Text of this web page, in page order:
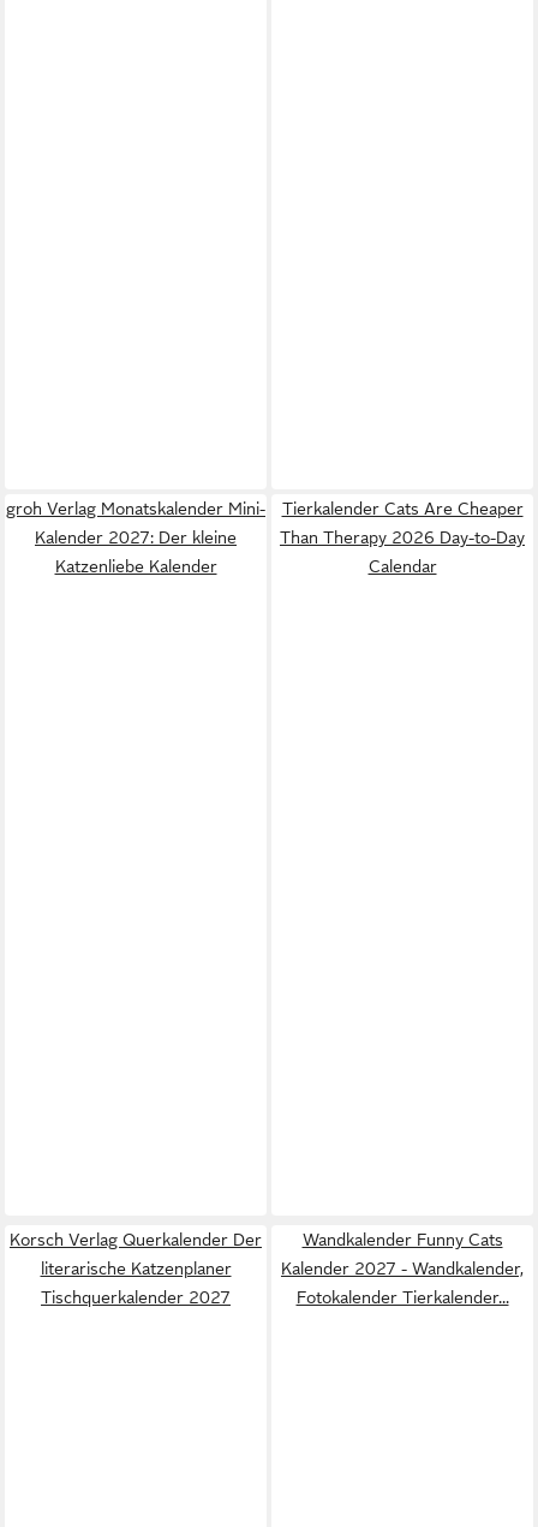
groh Verlag Monatskalender Mini-
Kalender 2027: Der kleine
Katzenliebe Kalender
Tierkalender Cats Are Cheaper
Than Therapy 2026 Day-to-Day
Calendar
Korsch Verlag Querkalender Der
literarische Katzenplaner
Tischquerkalender 2027
Wandkalender Funny Cats
Kalender 2027 - Wandkalender,
Fotokalender Tierkalender...